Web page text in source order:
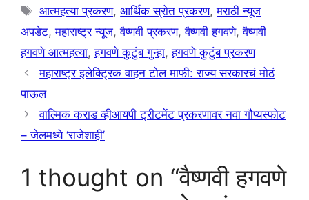
Tags
आत्महत्या प्रकरण,आर्थिक स्रोत प्रकरण,मराठी न्यूज
अपडेट,महाराष्ट्र न्यूज,वैष्णवी प्रकरण,वैष्णवी हगवणे,वैष्णवी
हगवणे आत्महत्या,हगवणे कुटुंब गुन्हा,हगवणे कुटुंब प्रकरण
महाराष्ट्र इलेक्ट्रिक वाहन टोल माफी: राज्य सरकारचं मोठं
पाऊल
वाल्मिक कराड व्हीआयपी ट्रीटमेंट प्रकरणावर नवा गौप्यस्फोट
– जेलमध्ये ‘राजेशाही’
1 thought on “वैष्णवी हगवणे